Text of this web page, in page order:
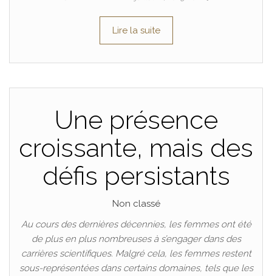
Lire la suite
Une présence
croissante, mais des
défis persistants
Non classé
Au cours des dernières décennies, les femmes ont été
de plus en plus nombreuses à s’engager dans des
carrières scientifiques. Malgré cela, les femmes restent
sous-représentées dans certains domaines, tels que les